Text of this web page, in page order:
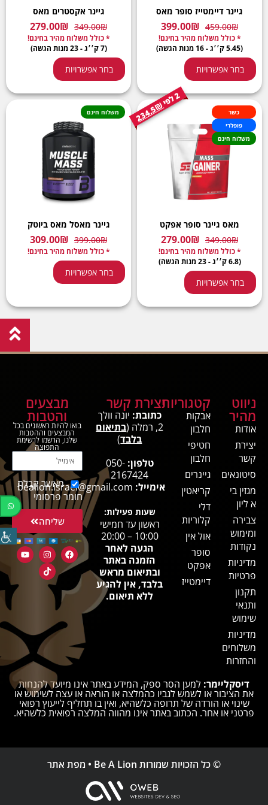
גיינר דיימטייז סופר מאס
459.00₪
399.00₪
* כולל משלוח מהיר בחינם!
(5.45 ק׳׳ג - 16 מנות הגשה)
בחר אפשרויות
גיינר אקסטרים מאס
349.00₪
279.00₪
* כולל משלוח מהיר בחינם!
(7 ק׳׳ג - 23 מנות הגשה)
בחר אפשרויות
2
ל
פ
י
234.5₪
כשר
פופלרי
משלוח חינם
מאס גיינר סופר אפקט
349.00₪
279.00₪
* כולל משלוח מהיר בחינם!
(6.8 ק׳׳ג - 23 מנות הגשה)
בחר אפשרויות
משלוח חינם
גיינר מאסל מאס ביוטק
399.00₪
309.00₪
* כולל משלוח מהיר בחינם!
בחר אפשרויות
ניווט
מהיר
אודות
יצירת
קשר
סיטונאים
מגזין בי
א ליון
צבירה
ומימוש
נקודות
מדיניות
פרטיות
תקנון
ותנאי
שימוש
מדיניות
משלוחים
והחזרות
קטגוריות
אבקות
חלבון
חטיפי
חלבון
גיינרים
קריאטין
דלי
קלוריות
אול אין
סופר
אפקט
דיימטייז
יצירת קשר
כתובת: יונה וולך
2, רמלה (
בתיאום
בלבד)
טלפון: 050-
2167424
אימייל: bealion.israel@gmail.com
שעות פעילות:
ראשון עד חמישי
10:00 – 20:00
הגעה לאחר
הזמנה באתר
ובתיאום מראש
בלבד, אין להגיע
ללא תיאום.
מבצעים
והטבות
בואו להיות ראשונים בכל
המבצעים וההטבות
שלנו, הרשמו לרשימת
התפוצה
מאשר קבלת
חומר פרסומי
שליחה
דיסקליימר: למען הסר ספק, המידע באתר אינו מיועד להנחות
את הציבור או לשמש לגביו כהמלצה או הוראה או עצה לשימוש או
שינוי או הורדה של תרופה כלשהיא, ואין בו תחליף לייעוץ רפואי
פרטני או אחר. הכתוב באתר אינו מהווה המלצה רפואית כלשהיא.
© כל הזכויות שמורות Be A Lion • מפת אתר